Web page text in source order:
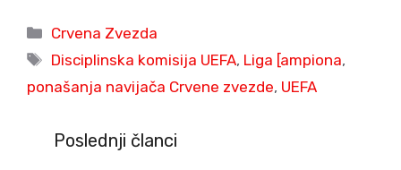
Categories
Crvena Zvezda
Tags
Disciplinska komisija UEFA, Liga [ampiona,
ponašanja navijača Crvene zvezde, UEFA
Poslednji članci